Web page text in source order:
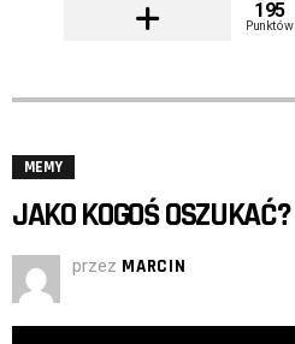
195
Punktów
MEMY
JAKO KOGOŚ OSZUKAĆ?
przez MARCIN